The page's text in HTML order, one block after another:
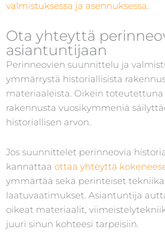
valmistuksessa ja asennuksessa
Ota yhteyttä
asiantuntijaan
Perinneovien suunnittelu ja
ymmärrystä historiallisista
materiaaleista. Oikein toteutettuna
rakennusta vuosikymmeniä
historiallisen arvon.
Jos suunnittelet perinneovia
kannattaa ottaa yhteyttä
ymmärtää sekä perinteiset
laatuvaatimukset. Asiantuntija
oikeat materiaalit,
juuri sinun kohteesi tarpeisiin.